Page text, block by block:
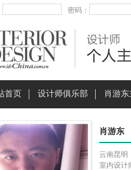
密码：
首页 设计师俱乐部 肖游东
肖游东
云南昆明
室内设计